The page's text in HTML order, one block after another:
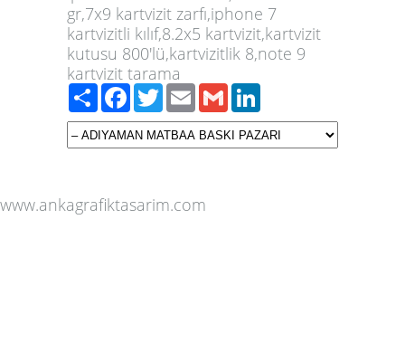
gr,7x9 kartvizit zarfı,iphone 7
kartvizitli kılıf,8.2x5 kartvizit,kartvizit
kutusu 800'lü,kartvizitlik 8,note 9
kartvizit tarama
PaylaşFacebook
TwitterEmailGmail
www.ankagrafiktasarim.com